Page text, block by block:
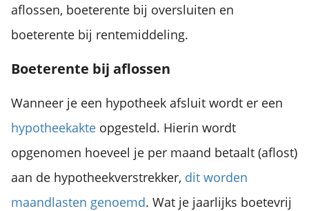
aflossen, boeterente bij oversluiten en
boeterente bij rentemiddeling.
Boeterente bij aflossen
Wanneer je een hypotheek afsluit wordt er een
hypotheekakte opgesteld. Hierin wordt
opgenomen hoeveel je per maand betaalt (aflost)
aan de hypotheekverstrekker, dit worden
maandlasten genoemd. Wat je jaarlijks boetevrij